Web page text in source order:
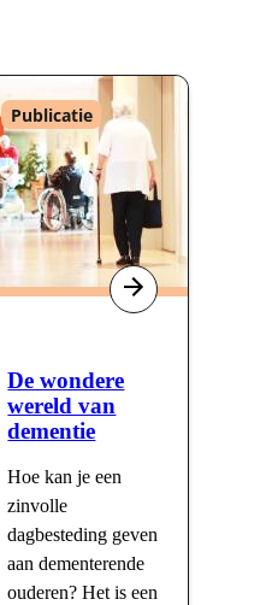
De wondere
wereld van
dementie
Hoe kan je een
zinvolle
dagbesteding geven
aan dementerende
ouderen? Het is een
Type
:
Publicatie